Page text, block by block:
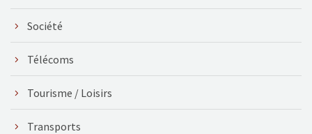
Société
Télécoms
Tourisme / Loisirs
Transports